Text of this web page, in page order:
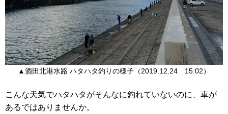
▲酒田北港水路 ハタハタ釣りの様子（2019.12.24 15:02）
こんな天気でハタハタがそんなに釣れていないのに、車が
あるではありませんか。